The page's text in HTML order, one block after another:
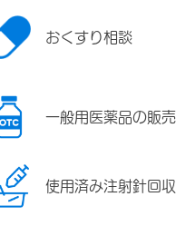
おくすり相談
一般用医薬品の販売
使用済み注射針回収